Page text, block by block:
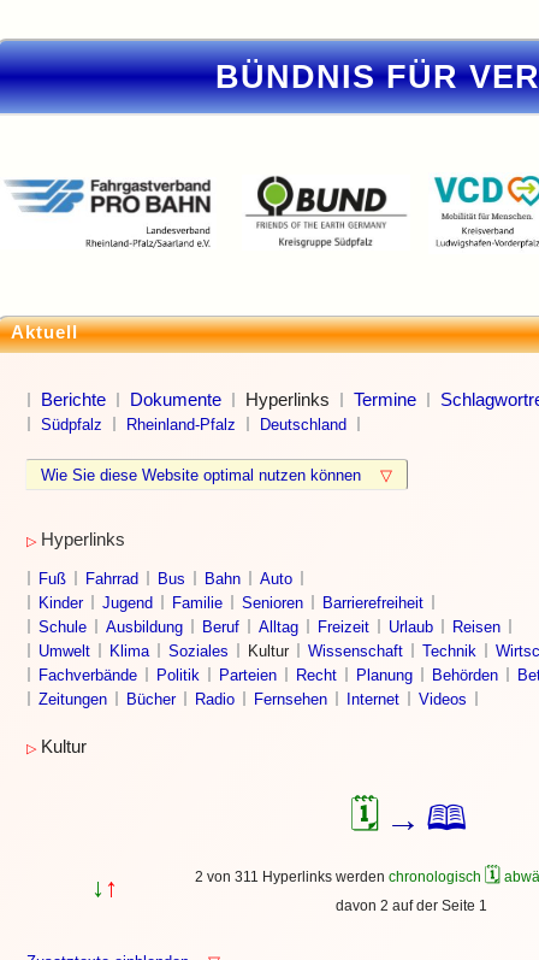
BÜNDNIS FÜR
Aktuell
Berichte Dokumente Hyperlinks Termine
Südpfalz Rheinland-Pfalz Deutschland
Wie Sie diese Website optimal nutzen können ▽
▷ Hyperlinks
Fuß Fahrrad Bus Bahn
Auto
Kinder
Jugend Familie Senioren
Barrierefreiheit
Schule
Ausbildung Beruf Alltag Freizeit Urlaub
Reisen
Umwelt
Klima Soziales Kultur Wissenschaft Technik
Fachverbände
Politik Parteien Recht Planung Behörden
Zeitungen
Bücher Radio Fernsehen Internet Videos
▷ Kultur
🗓 → 🕮
↓ ↑ 2 von 311 Hyperlinks werden chronologisch 🗓
davon 2 auf der Seite 1